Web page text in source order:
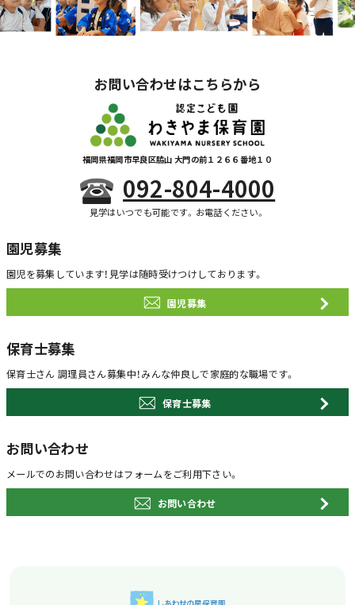
お問い合わせはこちらから
福岡県福岡市早良区脇山 大門の前１２６６番地１０
092-804-4000
見学はいつでも可能です。お電話ください。
園児募集
園児を募集しています！ 見学は随時受けつけしております。
園児募集
保育士募集
保育士さん 調理員さん募集中！みんな仲良しで家庭的な職場です。
保育士募集
お問い合わせ
メールでのお問い合わせはフォームをご利用下さい。
お問い合わせ